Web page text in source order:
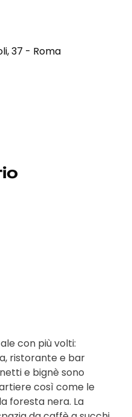
37 - Roma
con più volti:
ristorante e bar
e bignè sono
così come le
foresta nera. La